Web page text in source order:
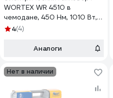
WORTEX WR 4510 в
чемодане, 450 Нм, 1010 Вт,
3800 уд/мин 1325582
4(4)
Аналоги
Нет в наличии